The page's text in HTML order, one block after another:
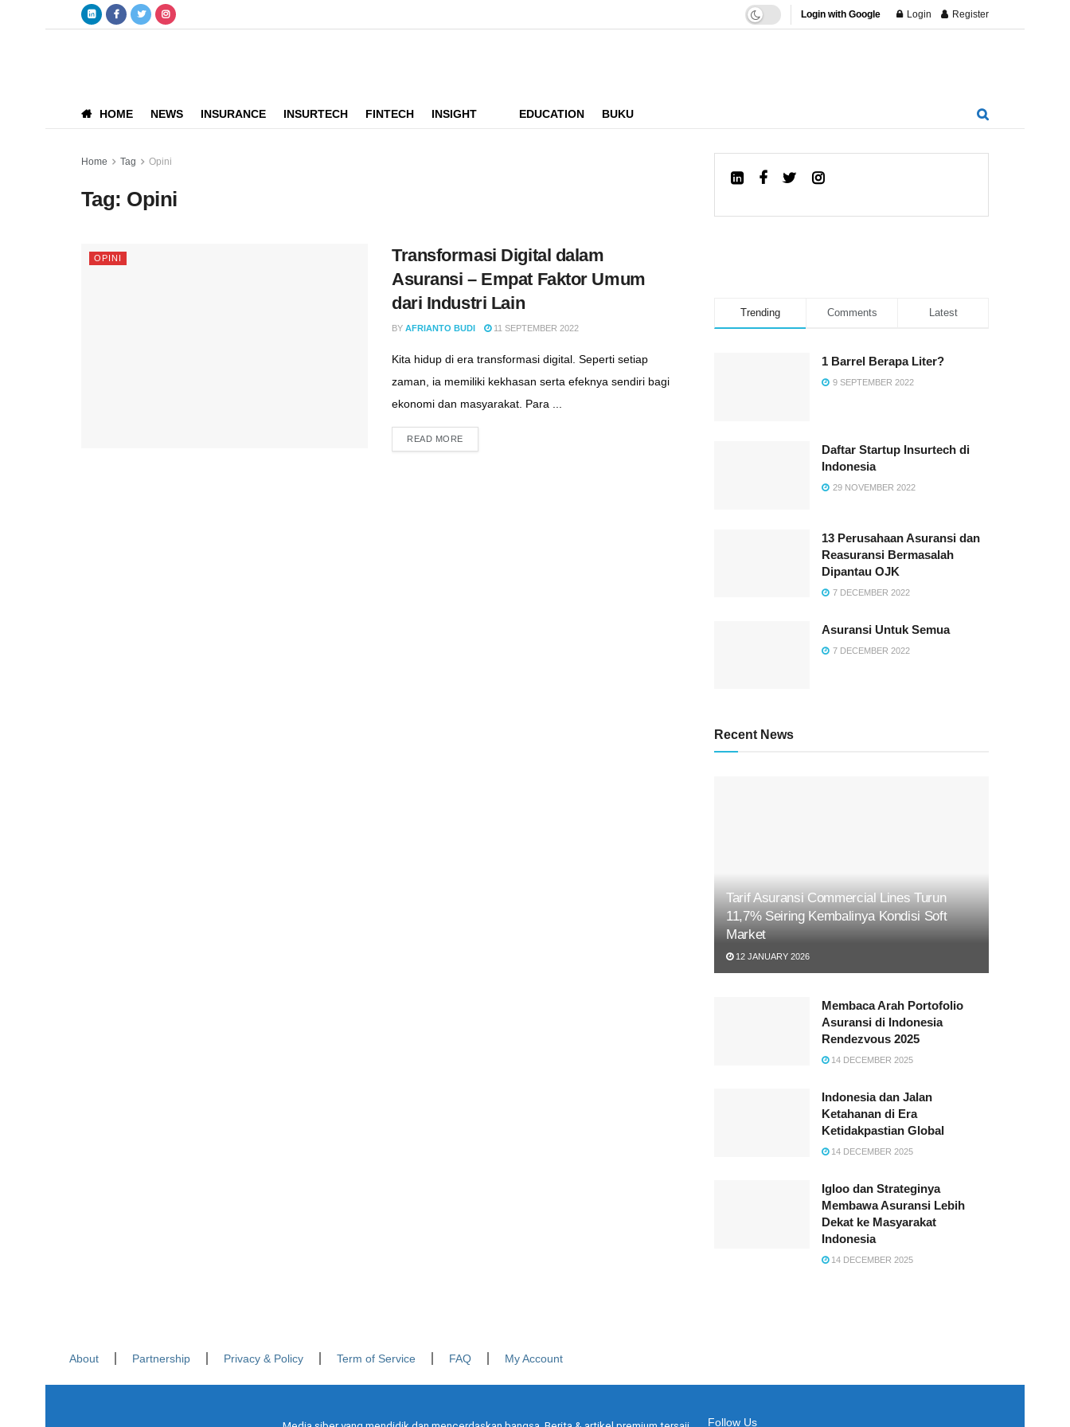
Login with Google Login Register
HOME NEWS INSURANCE INSURTECH FINTECH INSIGHT EDUCATION BUKU
Home Tag Opini
Tag: Opini
OPINI
Transformasi Digital dalam
Asuransi – Empat Faktor Umum
dari Industri Lain
BY AFRIANTO BUDI 11 SEPTEMBER 2022
Kita hidup di era transformasi digital. Seperti setiap
zaman, ia memiliki kekhasan serta efeknya sendiri bagi
ekonomi dan masyarakat. Para ...
READ MORE
Trending Comments Latest
1 Barrel Berapa Liter?
9 SEPTEMBER 2022
Daftar Startup Insurtech di
Indonesia
29 NOVEMBER 2022
13 Perusahaan Asuransi dan
Reasuransi Bermasalah
Dipantau OJK
7 DECEMBER 2022
Asuransi Untuk Semua
7 DECEMBER 2022
Recent News
Tarif Asuransi Commercial Lines Turun
11,7% Seiring Kembalinya Kondisi Soft
Market
12 JANUARY 2026
Membaca Arah Portofolio
Asuransi di Indonesia
Rendezvous 2025
14 DECEMBER 2025
Indonesia dan Jalan
Ketahanan di Era
Ketidakpastian Global
14 DECEMBER 2025
Igloo dan Strateginya
Membawa Asuransi Lebih
Dekat ke Masyarakat
Indonesia
14 DECEMBER 2025
About Partnership Privacy & Policy Term of Service FAQ My Account
Follow Us